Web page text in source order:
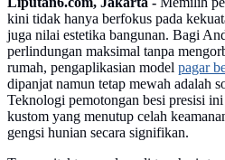
kini tidak hanya berfokus pada
juga nilai estetika bangunan. Bagi
perlindungan maksimal tanpa
rumah, pengaplikasian model pagar
dipanjat namun tetap mewah adalah
Teknologi pemotongan besi presisi
kustom yang menutup celah
gengsi hunian secara signifikan.